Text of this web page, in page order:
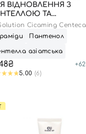
ВІДНОВЛЕННЯ З
ТА
, 100 МЛ
Cicaming
Пантенол
азіатська
+62
5.00 (6)
Ви ще не